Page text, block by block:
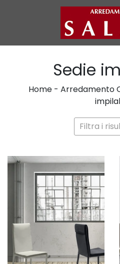
Sedie
Home - Arredamento
Filtra i